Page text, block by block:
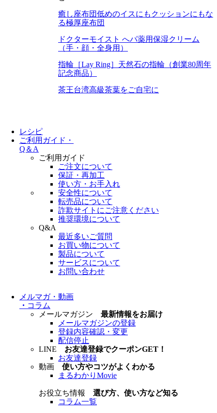
癒し座布団低めのイスにもクッションにもな
る極厚座布団
ドクターモイスト へパ薬用保湿クリーム
（手・顔・全身用）
指輪［Lay Ring］ 天然石の指輪（創業80周年
記念商品）
茶王台湾高級茶葉をご自宅に
レシピ
ご利用ガイド・
Q＆A
ご利用ガイド
ご注文について
保証・再加工
使い方・お手入れ
安全性について
転売品について
詐欺サイトにご注意ください
推奨環境について
Q&A
最近多いご質問
お買い物について
製品について
サービスについて
お問い合わせ
メルマガ・動画
・ コラム
メールマガジン 最新情報をお届け
メールマガジンの登録
登録内容確認・変更
配信停止
LINE お友達登録でクーポンGET！
お友達登録
動画 使い方やコツがよくわかる
まるわかりMovie
お役立ち情報 選び方、使い方など知る
コラム一覧